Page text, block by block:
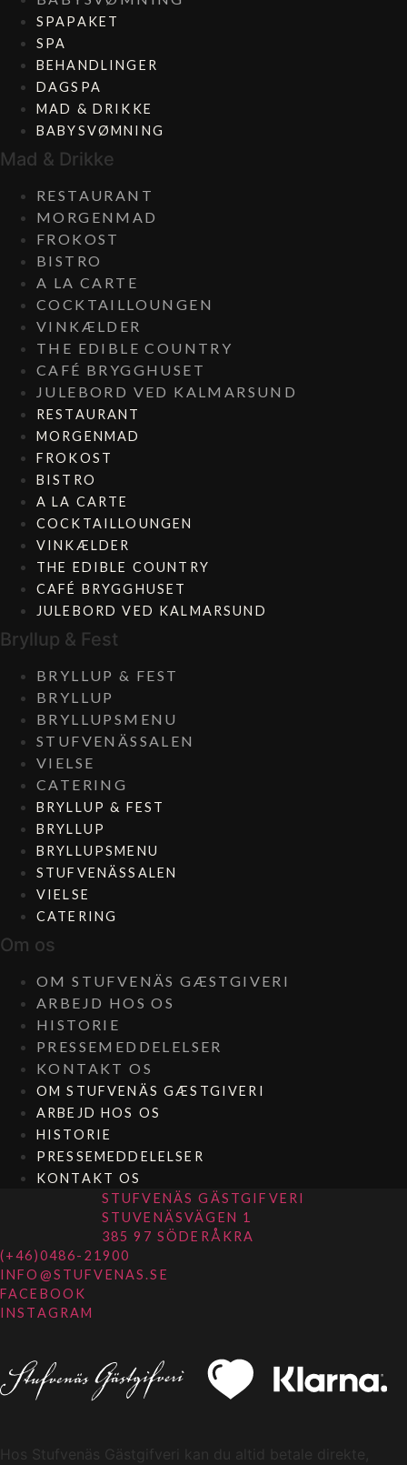
SPAPAKET
SPA
BEHANDLINGER
DAGSPA
MAD & DRIKKE
BABYSVØMNING
Mad & Drikke
RESTAURANT
MORGENMAD
FROKOST
BISTRO
A LA CARTE
COCKTAILLOUNGEN
VINKÆLDER
THE EDIBLE COUNTRY
CAFÉ BRYGGHUSET
JULEBORD VED KALMARSUND
RESTAURANT
MORGENMAD
FROKOST
BISTRO
A LA CARTE
COCKTAILLOUNGEN
VINKÆLDER
THE EDIBLE COUNTRY
CAFÉ BRYGGHUSET
JULEBORD VED KALMARSUND
Bryllup & Fest
BRYLLUP & FEST
BRYLLUP
BRYLLUPSMENU
STUFVENÄSSALEN
VIELSE
CATERING
BRYLLUP & FEST
BRYLLUP
BRYLLUPSMENU
STUFVENÄSSALEN
VIELSE
CATERING
Om os
OM STUFVENÄS GÆSTGIVERI
ARBEJD HOS OS
HISTORIE
PRESSEMEDDELELSER
KONTAKT OS
OM STUFVENÄS GÆSTGIVERI
ARBEJD HOS OS
HISTORIE
PRESSEMEDDELELSER
KONTAKT OS
STUFVENÄS GÄSTGIFVERI
STUVENÄSVÄGEN 1
385 97 SÖDERÅKRA
(+46)0486-21900
INFO@STUFVENAS.SE
FACEBOOK
INSTAGRAM
Hos Stufvenäs Gästgifveri kan du altid betale direkte,